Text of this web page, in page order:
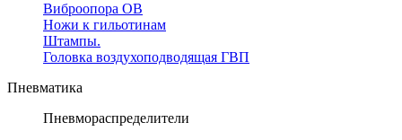
Виброопора ОВ
Ножи к гильотинам
Штампы.
Головка воздухоподводящая ГВП
Пневматика
Пневмораспределители